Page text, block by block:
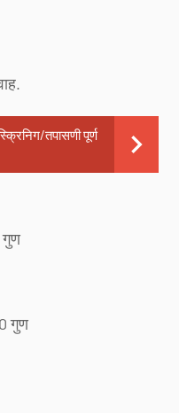
तपासणी पूर्ण
गुण
गुण